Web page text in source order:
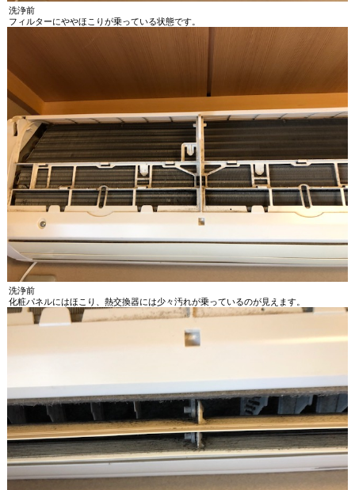
洗浄前
フィルターにややほこりが乗っている状態です。
洗浄前
化粧パネルにはほこり、熱交換器には少々汚れが乗っているのが見えます。